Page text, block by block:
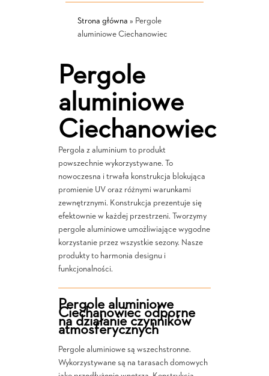
Strona główna » Pergole
aluminiowe Ciechanowiec
Pergole
aluminiowe
Ciechanowiec
Pergola z aluminium to produkt
powszechnie wykorzystywane. To
nowoczesna i trwała konstrukcja blokująca
promienie UV oraz różnymi warunkami
zewnętrznymi. Konstrukcja prezentuje się
efektownie w każdej przestrzeni. Tworzymy
pergole aluminiowe umożliwiające wygodne
korzystanie przez wszystkie sezony. Nasze
produkty to harmonia designu i
funkcjonalności.
Pergole aluminiowe
Ciechanowiec odporne
na działanie czynników
atmosferycznych
Pergole aluminiowe są wszechstronne.
Wykorzystywane są na tarasach domowych